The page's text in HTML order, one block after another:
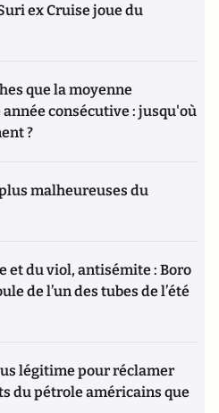
ex Cruise joue du
que la moyenne
consécutive : jusqu'où
?
malheureuses du
et du viol, antisémite : Boro
de l’un des tubes de l’été
légitime pour réclamer
du pétrole américains que